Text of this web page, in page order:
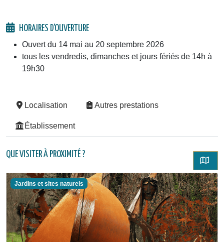
HORAIRES D'OUVERTURE
Ouvert du 14 mai au 20 septembre 2026
tous les vendredis, dimanches et jours fériés de 14h à
19h30
Localisation Autres prestations
Établissement
QUE VISITER À PROXIMITÉ ?
Jardins et sites naturels